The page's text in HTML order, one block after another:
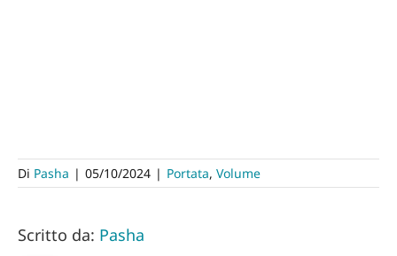
Di Pasha | 05/10/2024 | Portata, Volume
Scritto da: Pasha